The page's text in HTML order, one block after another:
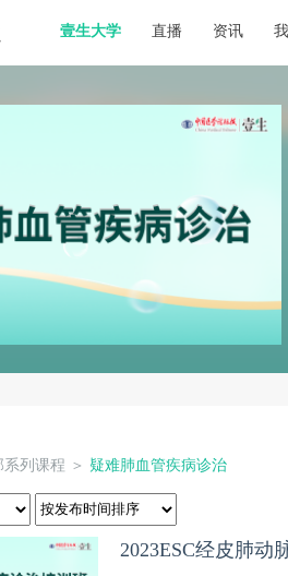
壹生大学 直播 资讯
系列课程 ＞ 疑难肺血管疾病诊治